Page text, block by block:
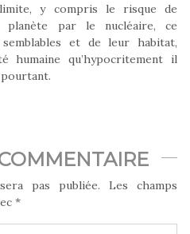
limite, y compris le risque de
par le nucléaire, ce
et de leur habitat,
humaine qu’hypocritement il
pas publiée.
Les champs
*